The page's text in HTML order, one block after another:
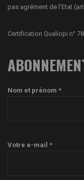
pas agrément de l’Etat
Certification Qualiopi n°
Nom et prénom *
Votre e-mail *